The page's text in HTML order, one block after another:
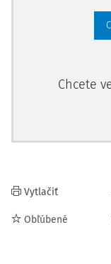
Chcete
Vytlačiť
Obľúbené